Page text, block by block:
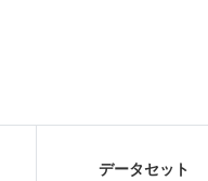
データセット